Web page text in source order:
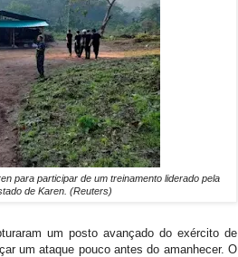
para participar de um treinamento liderado pela
de Karen. (Reuters)
um posto avançado do exército de
um ataque pouco antes do amanhecer. O